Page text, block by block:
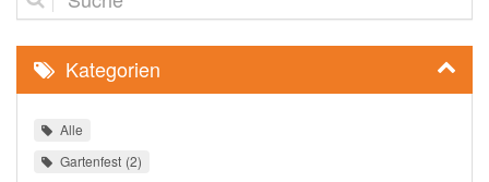
Kategorien
Alle
Gartenfest 2